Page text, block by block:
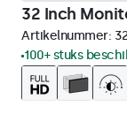
32 Inch
Artikelnummer:
100+ stuks